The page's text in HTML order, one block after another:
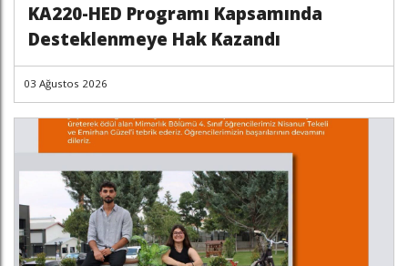
KA220-HED Programı Kapsamında
Desteklenmeye Hak Kazandı
03 Ağustos 2026